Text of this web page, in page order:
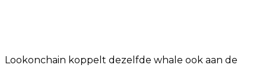
Lookonchain koppelt dezelfde whale ook aan de